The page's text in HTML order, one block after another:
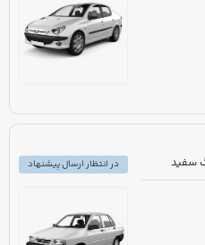
در انتظار ارسال پیشنهاد